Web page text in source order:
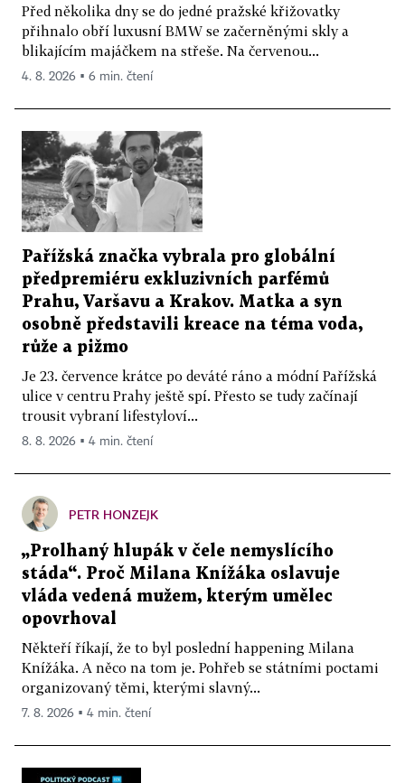
Před několika dny se do jedné pražské křižovatky
přihnalo obří luxusní BMW se začerněnými skly a
blikajícím majáčkem na střeše. Na červenou...
4. 8. 2026 ▪ 6 min. čtení
Pařížská značka vybrala pro globální
předpremiéru exkluzivních parfémů
Prahu, Varšavu a Krakov. Matka a syn
osobně představili kreace na téma voda,
růže a pižmo
Je 23. července krátce po deváté ráno a módní Pařížská
ulice v centru Prahy ještě spí. Přesto se tudy začínají
trousit vybraní lifestyloví...
8. 8. 2026 ▪ 4 min. čtení
PETR HONZEJK
„Prolhaný hlupák v čele nemyslícího
stáda“. Proč Milana Knížáka oslavuje
vláda vedená mužem, kterým umělec
opovrhoval
Někteří říkají, že to byl poslední happening Milana
Knížáka. A něco na tom je. Pohřeb se státními poctami
organizovaný těmi, kterými slavný...
7. 8. 2026 ▪ 4 min. čtení